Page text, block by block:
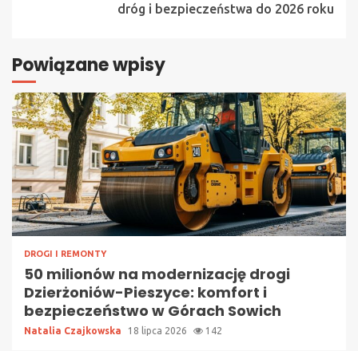
dróg i bezpieczeństwa do 2026 roku
Powiązane wpisy
DROGI I REMONTY
50 milionów na modernizację drogi
Dzierżoniów-Pieszyce: komfort i
bezpieczeństwo w Górach Sowich
Natalia Czajkowska 18 lipca 2026 142